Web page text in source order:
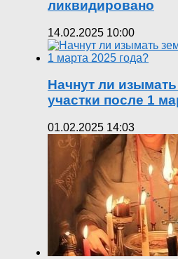
ликвидировано
14.02.2025 10:00
Начнут ли
участки после 1
01.02.2025 14:03